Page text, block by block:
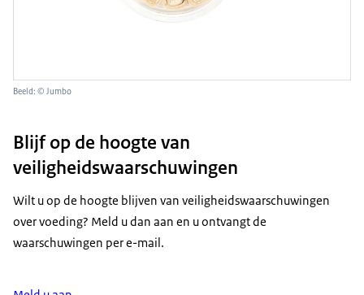
Beeld: © Jumbo
Blijf op de hoogte van
veiligheidswaarschuwingen
Wilt u op de hoogte blijven van veiligheidswaarschuwingen
over voeding? Meld u dan aan en u ontvangt de
waarschuwingen per e-mail.